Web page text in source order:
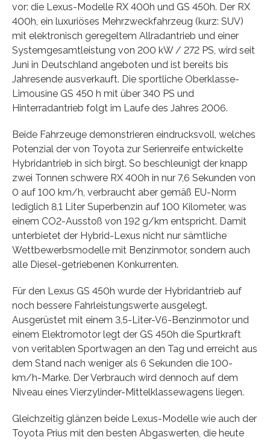
vor: die Lexus-Modelle RX 400h und GS 450h. Der RX
400h, ein luxuriöses Mehrzweckfahrzeug (kurz: SUV)
mit elektronisch geregeltem Allradantrieb und einer
Systemgesamtleistung von 200 kW / 272 PS, wird seit
Juni in Deutschland angeboten und ist bereits bis
Jahresende ausverkauft. Die sportliche Oberklasse-
Limousine GS 450 h mit über 340 PS und
Hinterradantrieb folgt im Laufe des Jahres 2006.
Beide Fahrzeuge demonstrieren eindrucksvoll, welches
Potenzial der von Toyota zur Serienreife entwickelte
Hybridantrieb in sich birgt. So beschleunigt der knapp
zwei Tonnen schwere RX 400h in nur 7,6 Sekunden von
0 auf 100 km/h, verbraucht aber gemäß EU-Norm
lediglich 8,1 Liter Superbenzin auf 100 Kilometer, was
einem CO2-Ausstoß von 192 g/km entspricht. Damit
unterbietet der Hybrid-Lexus nicht nur sämtliche
Wettbewerbsmodelle mit Benzinmotor, sondern auch
alle Diesel-getriebenen Konkurrenten.
Für den Lexus GS 450h wurde der Hybridantrieb auf
noch bessere Fahrleistungswerte ausgelegt.
Ausgerüstet mit einem 3,5-Liter-V6-Benzinmotor und
einem Elektromotor legt der GS 450h die Spurtkraft
von veritablen Sportwagen an den Tag und erreicht aus
dem Stand nach weniger als 6 Sekunden die 100-
km/h-Marke. Der Verbrauch wird dennoch auf dem
Niveau eines Vierzylinder-Mittelklassewagens liegen.
Gleichzeitig glänzen beide Lexus-Modelle wie auch der
Toyota Prius mit den besten Abgaswerten, die heute